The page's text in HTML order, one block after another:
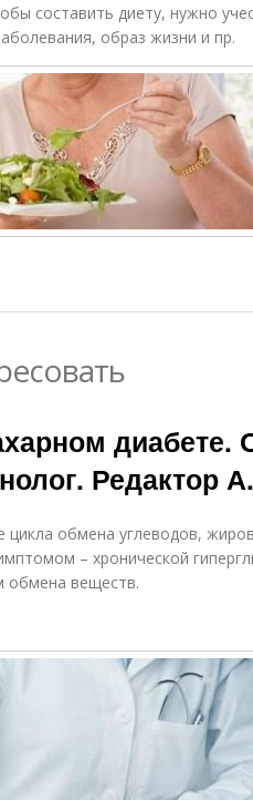
питанию
составить диету, нужно
образ жизни и пр.
диабете.
Редактор
цикла обмена углеводов,
– хронической
обмена веществ.